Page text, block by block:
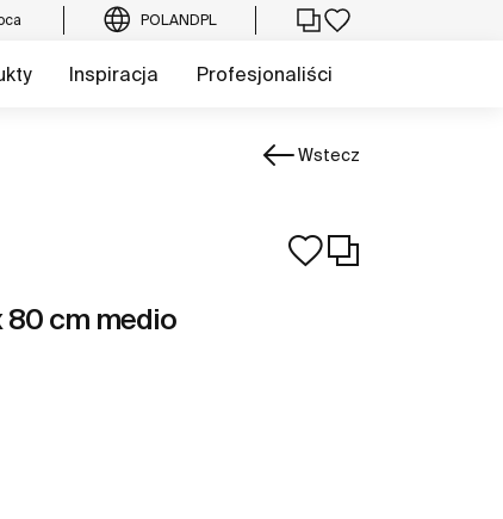
POLANDPL
Inspiracja Profesjonaliści
Wstecz
80 cm medio